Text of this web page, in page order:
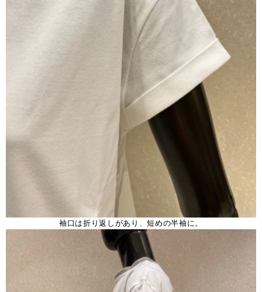
袖口は折り返しがあり、短めの半袖に。